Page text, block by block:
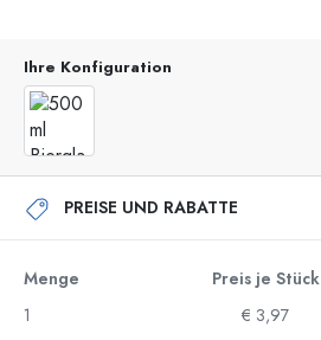
Ihre Konfiguration
PREISE UND RABATTE
Menge Preis je Stück
1
€ 3,97